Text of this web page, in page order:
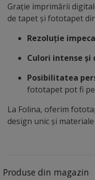
Grație imprimării
de tapet și fototapet
Rezoluție
Culori intense și
Posibilitatea
fototapet pot fi
La Folina, oferim
design unic și
Produse din magazin